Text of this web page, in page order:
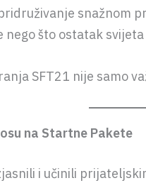
snažnom
nego što ostatak
SFT21 nije samo
na Startne Pakete
i učinili